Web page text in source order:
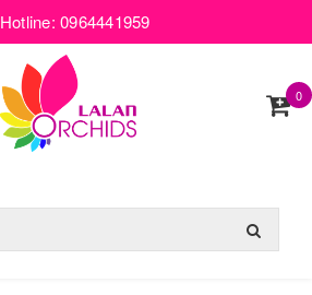
Hotline:0964441959
0